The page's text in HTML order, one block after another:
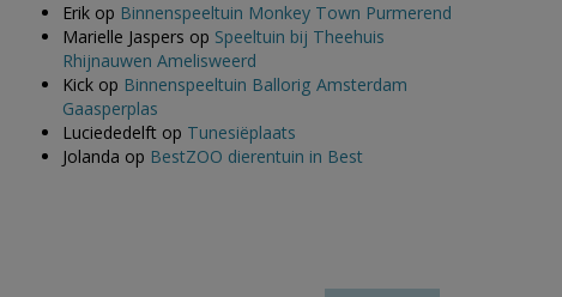
Erik op Binnenspeeltuin Monkey Town Purmerend
Marielle Jaspers op Speeltuin bij Theehuis
Rhijnauwen Amelisweerd
Kick op Binnenspeeltuin Ballorig Amsterdam
Gaasperplas
Luciededelft op Tunesiëplaats
Jolanda op BestZOO dierentuin in Best